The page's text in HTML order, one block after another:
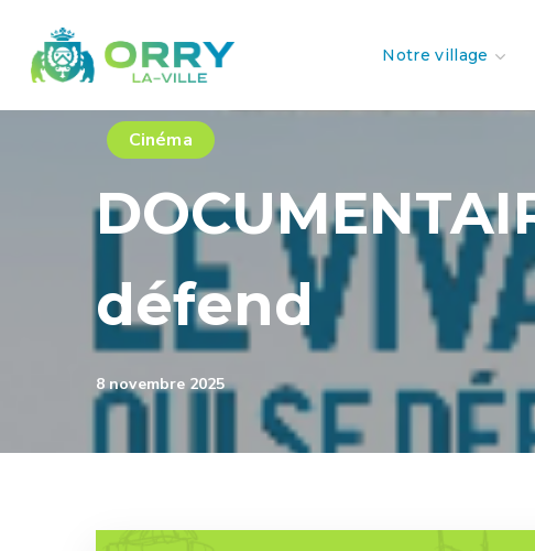
Notre village
Cinéma
défend
8 novembre 2025